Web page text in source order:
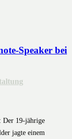
Speaker bei
Der 19-jährige
jagte einem